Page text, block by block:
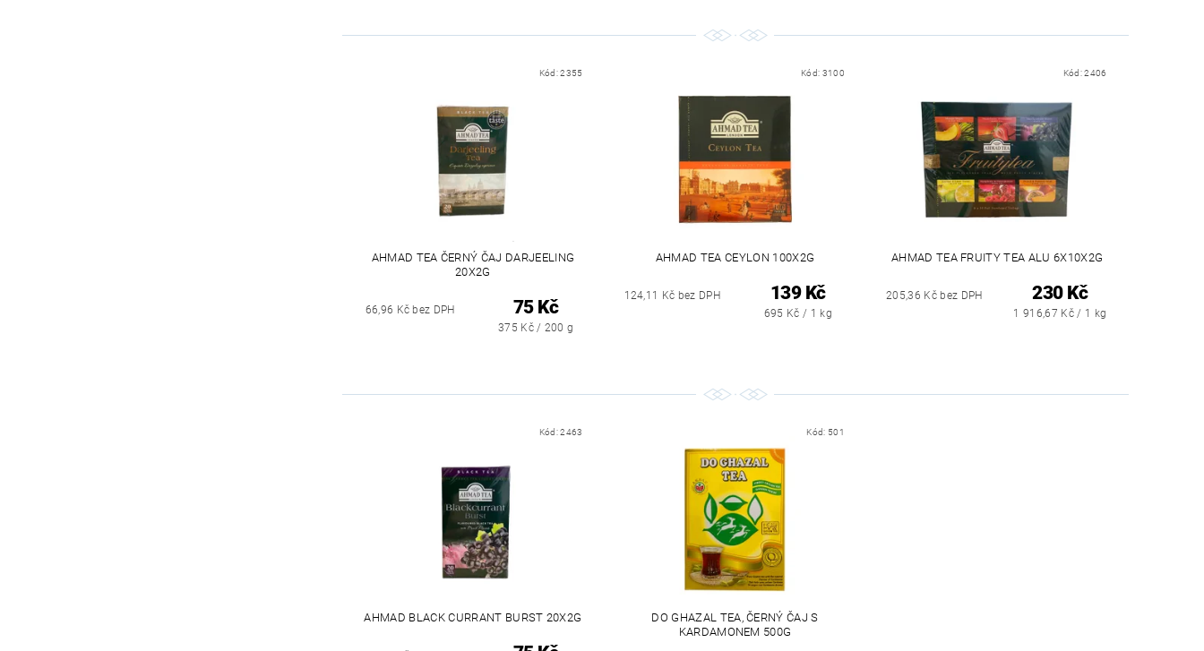
Kód:2355
AHMAD TEA ČERNÝ ČAJ DARJEELING
20X2G
66,96 Kč bez DPH 75 Kč
375 Kč / 200 g
Kód: 3100
AHMAD TEA CEYLON 100X2G
124,11 Kč bez DPH 139 Kč
695 Kč / 1 kg
Kód:2406
AHMAD TEA FRUITY TEA ALU 6X10X2G
205,36 Kč bez DPH 230 Kč
1 916,67 Kč / 1 kg
Kód:2463
AHMAD BLACK CURRANT BURST 20X2G
Kód: 501
DO GHAZAL TEA, ČERNÝ ČAJ S
KARDAMONEM 500G